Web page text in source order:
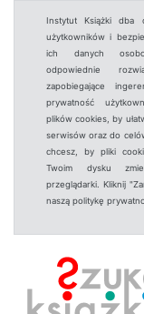
Instytut Książki dba
użytkowników i
ich danych
odpowiednie
zapobiegające
prywatność
plików cookies, by
serwisów oraz do
chcesz, by pliki
Twoim dysku
przeglądarki. Kliknij
naszą politykę